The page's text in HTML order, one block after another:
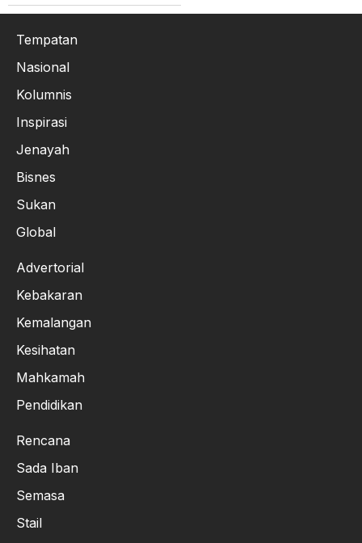
Tempatan
Nasional
Kolumnis
Inspirasi
Jenayah
Bisnes
Sukan
Global
Advertorial
Kebakaran
Kemalangan
Kesihatan
Mahkamah
Pendidikan
Rencana
Sada Iban
Semasa
Stail